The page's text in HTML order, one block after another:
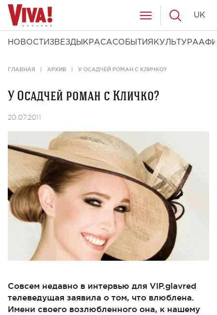
НОВОСТИ ЗВЕЗДЫ КРАСАСОБЫТИЯ КУЛЬТУРА
UK
ГЛАВНАЯ АРХИВ У ОСАДЧЕЙ РОМАН С КЛИЧКО?
У Осадчей роман с Кличко?
20.07.2011
Совсем недавно в интервью для VIP.glavred
телеведущая заявила о том, что влюблена.
Имени своего возлюбленного она, к нашему